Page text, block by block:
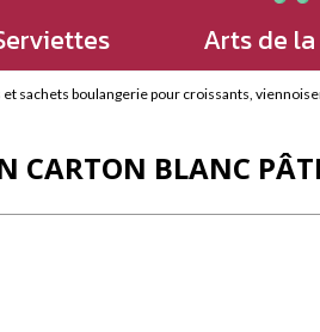
Arts de
et sachets boulangerie pour croissants,
CARTON BLANC